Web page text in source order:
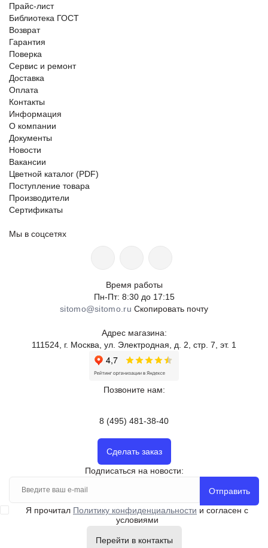
Прайс-лист
Библиотека ГОСТ
Возврат
Гарантия
Поверка
Сервис и ремонт
Доставка
Оплата
Контакты
Информация
О компании
Документы
Новости
Вакансии
Цветной каталог (PDF)
Поступление товара
Производители
Сертификаты
Мы в соцсетях
Время работы
Пн-Пт: 8:30 до 17:15
sitomo@sitomo.ru Скопировать почту
Адрес магазина:
111524, г. Москва, ул. Электродная, д. 2, стр. 7, эт. 1
Позвоните нам:
8 (495) 481-38-40
Сделать заказ
Подписаться на новости:
Отправить
Я прочитал Политику конфиденциальности и согласен с
условиями
Перейти в контакты